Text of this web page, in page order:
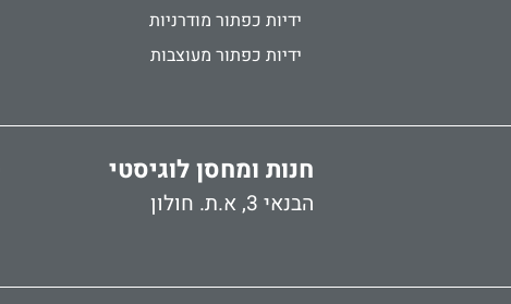
ידיות כפתור מודרניות
ידיות כפתור מעוצבות
חנות ומחסן לוגיסטי
הבנאי 3, א.ת. חולון